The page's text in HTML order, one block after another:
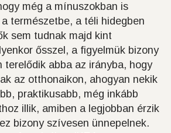
még a mínuszokban is
természetbe, a téli hidegben
sem tudnak majd kint
ősszel, a figyelmük bizony
terelődik abba az irányba, hogy
az otthonaikon, ahogyan nekik
praktikusabb, még inkább
illik, amiben a legjobban érzik
bizony szívesen ünnepelnek.